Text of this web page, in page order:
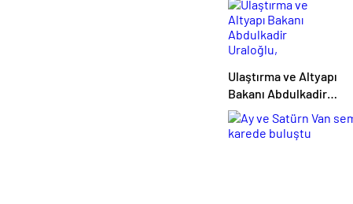
Ulaştırma ve Altyapı
Bakanı Abdulkadir
Uraloğlu,
Afyonkarahisar